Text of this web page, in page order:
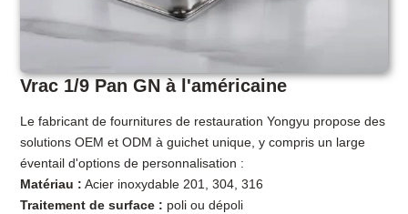
Vrac 1/9 Pan GN à l'américaine
Le fabricant de fournitures de restauration Yongyu propose des
solutions OEM et ODM à guichet unique, y compris un large
éventail d'options de personnalisation :
Matériau : Acier inoxydable 201, 304, 316
Traitement de surface : poli ou dépoli